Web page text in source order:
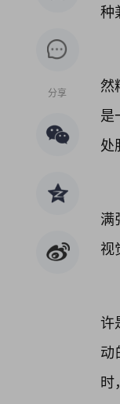
分享
种
然
是
处
满
视
许
动
时